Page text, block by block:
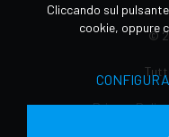
©
Privacy Policy
Cliccando sul
cookie, oppure